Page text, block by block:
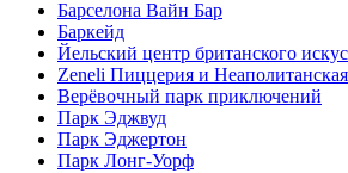
Барселона Вайн Бар
Баркейд
Йельский центр британского
Zeneli Пиццерия и
Верёвочный парк приключений
Парк Эджвуд
Парк Эджертон
Парк Лонг-Уорф